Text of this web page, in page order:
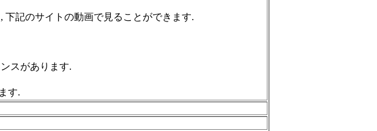
記のサイトの動画で見ることができます.
スがあります.
す.